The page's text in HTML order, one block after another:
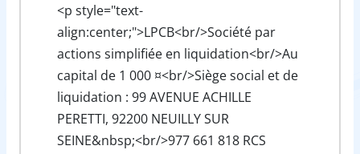
<p style="text-
align:center;">LPCB<br/>Société par
actions simplifiée en liquidation<br/>Au
capital de 1 000 ¤<br/>Siège social et de
liquidation : 99 AVENUE ACHILLE
PERETTI, 92200 NEUILLY SUR
SEINE&nbsp;<br/>977 661 818 RCS